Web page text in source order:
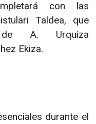
con las
Taldea, que
de A. Urquiza
Ekiza.
durante el